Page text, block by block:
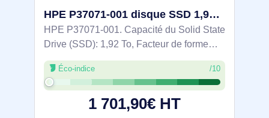
HPE P37071-001 disque SSD 1,92 To 2.5" SAS
HPE P37071-001. Capacité du Solid State
Drive (SSD): 1,92 To, Facteur de forme
SSD: 2.5", Taux de transfert des données:
12 Gbit/s, composant pour:
Serveur/Station de travail
Éco-indice /10
1 701,90€ HT